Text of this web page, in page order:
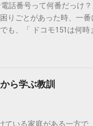
狭め、深刻な詰まりを
るケースも珍しくあり
が素材の隙間に入り込
庭で墨汁を処分する際
処分してください。 手
固形物に変えることで
話番号って何番だっけ
りごとがあった時、一
、「 ドコモ151は何時
には電話がつながらな
うと、ドコモのインフ
日も営業しています。
持って連絡することが
レーターに相談するこ
ら学ぶ教訓
いる家庭がある一方で